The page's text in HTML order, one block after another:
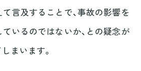
言及することで、事故の影響を
いるのではないか、との疑念が
まいます。